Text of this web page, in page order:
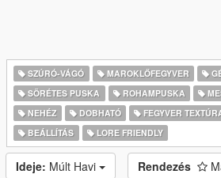
SZÚRÓ-VÁGÓ MAROKLŐFEGYVER
SÖRÉTES PUSKA
ROHAMPUSKA
NEHÉZ
DOBHATÓ FEGYVER
BEÁLLÍTÁS
LORE FRIENDLY
Ideje: Múlt Havi Rendezés